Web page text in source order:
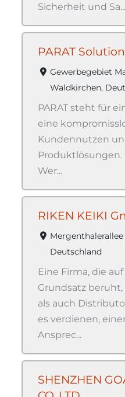
Sicherheit und Sa...
PARAT
Gewerbegebiet
Waldkirchen,
PARAT steht für
eine
Kundennutzen
Produktlösungen.
Wer...
RIKEN KEIKI
Mergenthalerallee
Deutschland
Eine Firma, die
Grundsatz
als auch
es verdienen,
Ansprec...
SHENZHEN